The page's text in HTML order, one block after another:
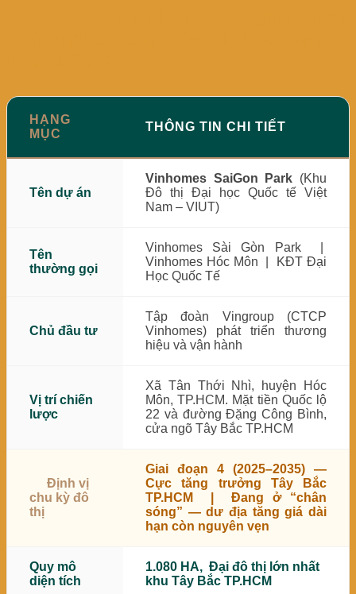
HẠNG
MỤC
THÔNG TIN CHI TIẾT
Tên dự án
Vinhomes SaiGon Park (Khu
Đô thị Đại học Quốc tế Việt
Nam – VIUT)
Tên
thường gọi
Vinhomes Sài Gòn Park |
Vinhomes Hóc Môn | KĐT Đại
Học Quốc Tế
Chủ đầu tư
Tập đoàn Vingroup (CTCP
Vinhomes) phát triển thương
hiệu và vận hành
Vị trí chiến
lược
Xã Tân Thới Nhì, huyện Hóc
Môn, TP.HCM. Mặt tiền Quốc lộ
22 và đường Đặng Công Bình,
cửa ngõ Tây Bắc TP.HCM
Định vị
chu kỳ đô
thị
Giai đoạn 4 (2025–2035) —
Cực tăng trưởng Tây Bắc
TP.HCM | Đang ở “chân
sóng” — dư địa tăng giá dài
hạn còn nguyên vẹn
Quy mô
diện tích
1.080 HA, Đại đô thị lớn nhất
khu Tây Bắc TP.HCM